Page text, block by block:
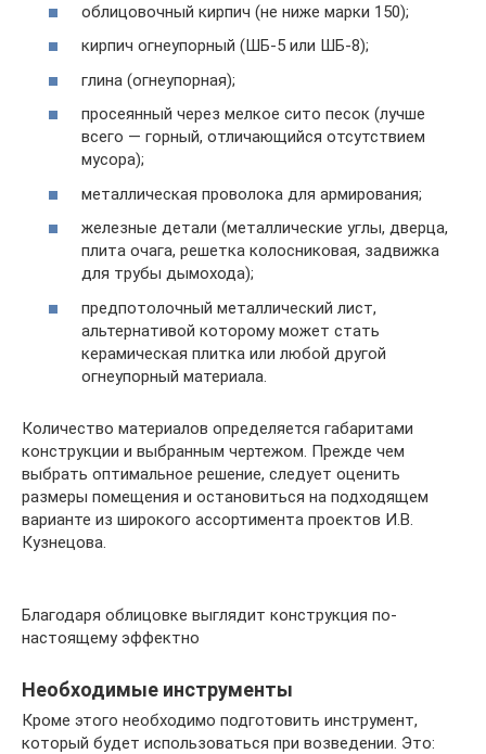
облицовочный кирпич (не ниже марки 150);
кирпич огнеупорный (ШБ-5 или ШБ-8);
глина (огнеупорная);
просеянный через мелкое сито песок (лучше
всего — горный, отличающийся отсутствием
мусора);
металлическая проволока для армирования;
железные детали (металлические углы, дверца,
плита очага, решетка колосниковая, задвижка
для трубы дымохода);
предпотолочный металлический лист,
альтернативой которому может стать
керамическая плитка или любой другой
огнеупорный материала.
Количество материалов определяется габаритами
конструкции и выбранным чертежом. Прежде чем
выбрать оптимальное решение, следует оценить
размеры помещения и остановиться на подходящем
варианте из широкого ассортимента проектов И.В.
Кузнецова.
Благодаря облицовке выглядит конструкция по-
настоящему эффектно
Необходимые инструменты
Кроме этого необходимо подготовить инструмент,
который будет использоваться при возведении. Это: